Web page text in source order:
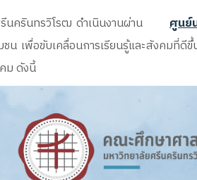
ครินทรวิโรฒ ดำเนินงานผ่าน ศูนย์
เพื่อขับเคลื่อนการเรียนรู้และสังคมที่ดี
ม ดังนี้